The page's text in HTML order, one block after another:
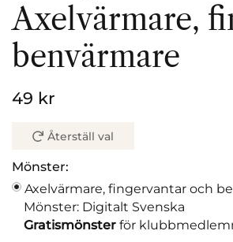
Axelvärmare,
benvärmare
49 kr
Återställ val
Mönster:
Axelvärmare, fingervantar och
Mönster: Digitalt Svenska
Gratismönster för